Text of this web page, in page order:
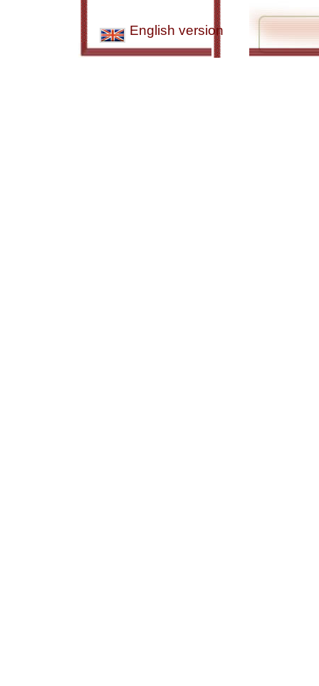
English version